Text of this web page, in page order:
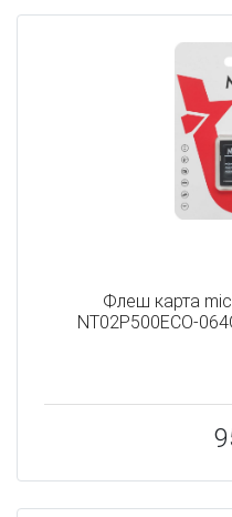
Флеш карта
NT02P500ECO-